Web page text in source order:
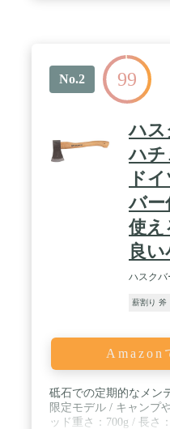
No.2 99
ハス
ハチ
ド
バー
使え
良い
ハスクバ
薪割り 斧
Amazon
砥石での定期的なメン
限定モデル / キャンプ
ッド重さ：700g / 長さ